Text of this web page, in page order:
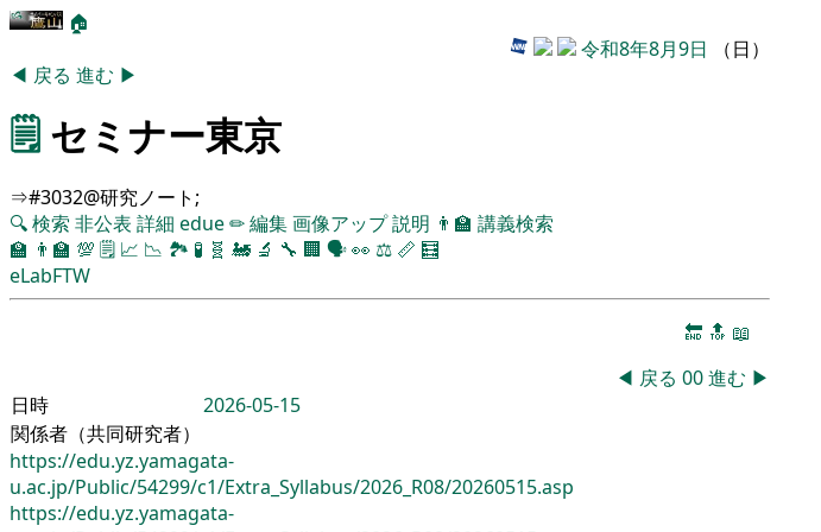
🏠
令和8年8月9日 （日）
◀ 戻る 進む ▶
🗒️ セミナー東京
⇒#3032@研究ノート;
🔍検索 非公表 詳細 edue✏編集画像アップ説明 👨‍🏫 講義検索
🏫 👨‍🏫 💯 🗒️ 📈 📉 🏞 🧪 🧬 🚂 🔬 🔧 🏢 🗣️👀 ⚖️ 📏 🧮
eLabFTW
🔚 🔝 📖
◀ 戻る 00進む ▶
日時
2026-05-15
関係者（共同研究者）
https://edu.yz.yamagata-
u.ac.jp/Public/54299/c1/Extra_Syllabus/2026_R08/20260515.asp
https://edu.yz.yamagata-